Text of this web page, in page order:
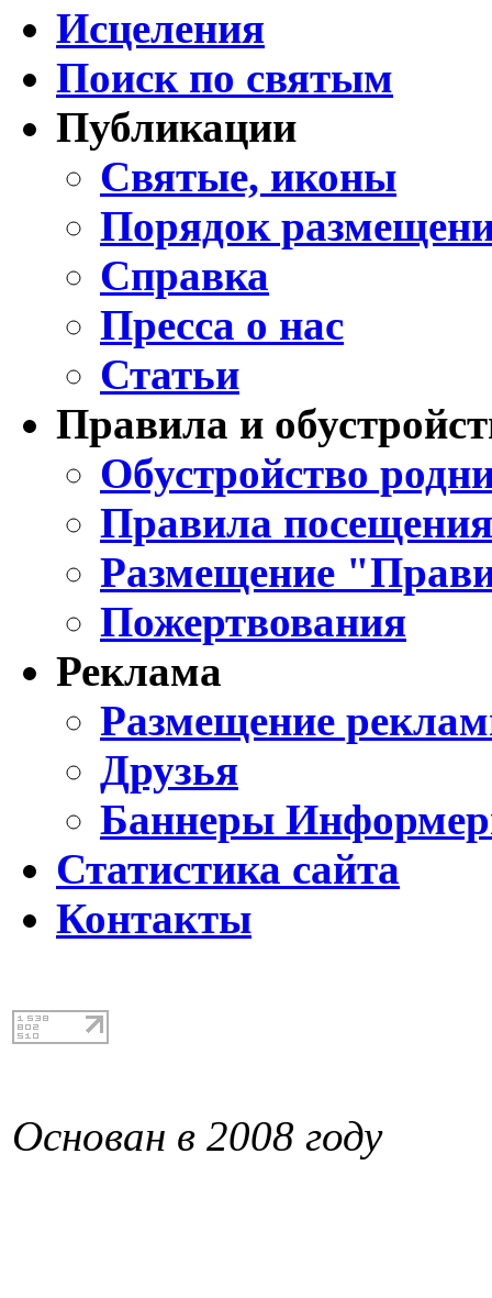
Исцеления
Поиск по святым
Публикации
Святые, иконы
Порядок
Справка
Пресса о нас
Статьи
Правила и
Обустройство
Правила
Размещение
Пожертвования
Реклама
Размещение
Друзья
Баннеры
Статистика сайта
Контакты
Основан в 2008 году